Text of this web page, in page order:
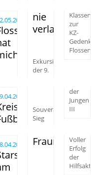
nie
verlassen
Exkursion
der 9.
Klassen
zur
KZ-
Souveräner
Sieg
der
Jungen
III
Fraunhofer
Voller
Erfolg
der